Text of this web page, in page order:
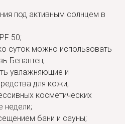
под активным солнцем в
50;
суток можно использовать
Бепантен;
увлажняющие и
для кожи,
косметических
недели;
бани и сауны;